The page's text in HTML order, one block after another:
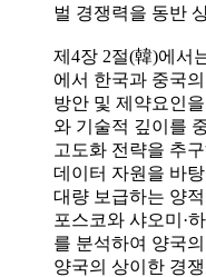
벌 경쟁력을 동반
제4장 2절(韓)에서
에서 한국과 중국
방안 및 제약요인
와 기술적 깊이를
고도화 전략을 추
데이터 자원을 바
대량 보급하는 양
포스코와 샤오미·
를 분석하여 양국
양국의 상이한 경